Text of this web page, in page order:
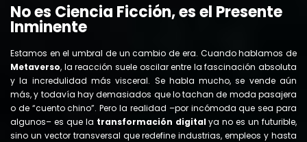
No es Ciencia Ficción, es el Presente
Inminente
Estamos en el umbral de un cambio de era. Cuando hablamos de
Metaverso, la reacción suele oscilar entre la fascinación absoluta
y la incredulidad más visceral. Se habla mucho, se vende aún
más, y todavía hay demasiados que lo tachan de moda pasajera
o de “cuento chino”. Pero la realidad –por incómoda que sea para
algunos– es que la transformación digital ya no es un futurible,
sino un vector transversal que redefine industrias, empleos y hasta